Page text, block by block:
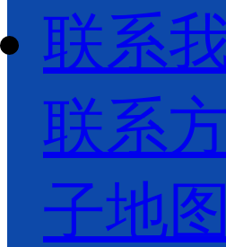
联系
联系
子地图